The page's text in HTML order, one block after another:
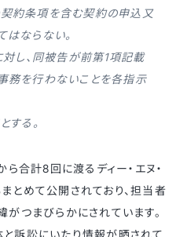
約条項を含む契約の申込又
はならない。
し、同被告が前第1項記載
務を行わないことを各指示
する。
合計8回に渡るディー・エヌ・
とめて公開されており、担当者
つまびらかにされています。
訴訟にいたり情報が晒されて